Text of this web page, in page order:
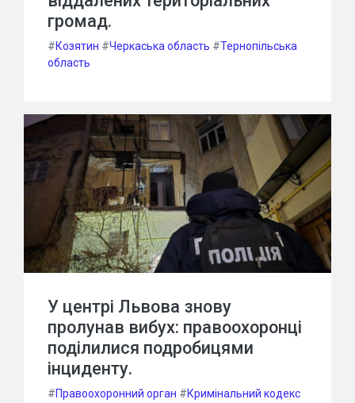
громад.
#Козятин #Черкаська область #Тернопільська
область
У центрі Львова знову
пролунав вибух: правоохоронці
поділилися подробицями
інциденту.
#Правоохоронний орган #Кримінальний кодекс